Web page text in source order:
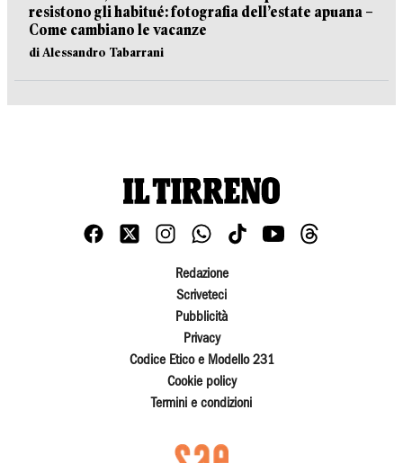
resistono gli habitué: fotografia dell’estate apuana –
Come cambiano le vacanze
di Alessandro Tabarrani
Redazione
Scriveteci
Pubblicità
Privacy
Codice Etico e Modello 231
Cookie policy
Termini e condizioni